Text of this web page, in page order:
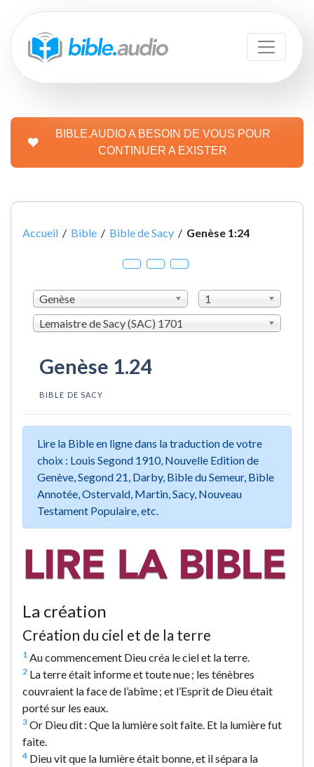
BIBLE.AUDIO A BESOIN DE VOUS POUR
CONTINUER A EXISTER
Accueil / Bible / Bible de Sacy / Genèse 1:24
Genèse
1
Lemaistre de Sacy (SAC) 1701
Genèse 1.24
BIBLE DE SACY
Lire la Bible en ligne dans la traduction de votre
choix : Louis Segond 1910, Nouvelle Edition de
Genève, Segond 21, Darby, Bible du Semeur, Bible
Annotée, Ostervald, Martin, Sacy, Nouveau
Testament Populaire, etc.
La création
Création du ciel et de la terre
1 Au commencement Dieu créa le ciel et la terre.
2 La terre était informe et toute nue ; les ténèbres
couvraient la face de l’abîme ; et l’Esprit de Dieu était
porté sur les eaux.
3 Or Dieu dit : Que la lumière soit faite. Et la lumière fut
faite.
4 Dieu vit que la lumière était bonne, et il sépara la